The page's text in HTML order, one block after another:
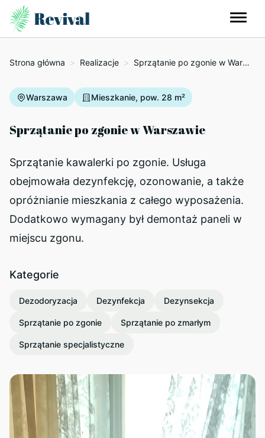
Strona główna > Realizacje > Sprzątanie po zgonie w Warszawie
Warszawa Mieszkanie, pow. 28 m²
Sprzątanie po zgonie w Warszawie
Sprzątanie kawalerki po zgonie. Usługa
obejmowała dezynfekcję, ozonowanie, a także
opróżnianie mieszkania z całego wyposażenia.
Dodatkowo wymagany był demontaż paneli w
miejscu zgonu.
Kategorie
Dezodoryzacja Dezynfekcja Dezynsekcja
Sprzątanie po zgonie Sprzątanie po zmarłym
Sprzątanie specjalistyczne